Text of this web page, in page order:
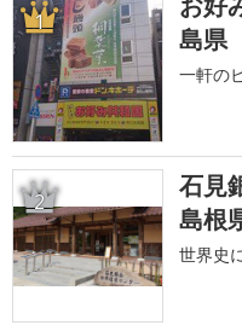
1
島県
一軒の
2
石見
島根
世界史